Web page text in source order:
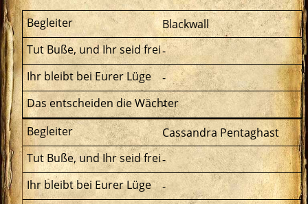
Blackwall
-
-
-
Cassandra Pentaghast
-
-